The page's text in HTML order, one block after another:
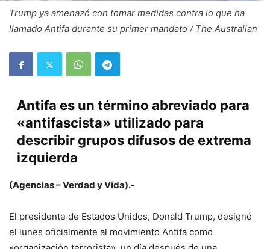
Trump ya amenazó con tomar medidas contra lo que ha
llamado Antifa durante su primer mandato / The Australian
Antifa es un término abreviado para
«antifascista» utilizado para
describir grupos difusos de extrema
izquierda
(Agencias – Verdad y Vida).-
El presidente de Estados Unidos, Donald Trump, designó
el lunes oficialmente al movimiento Antifa como